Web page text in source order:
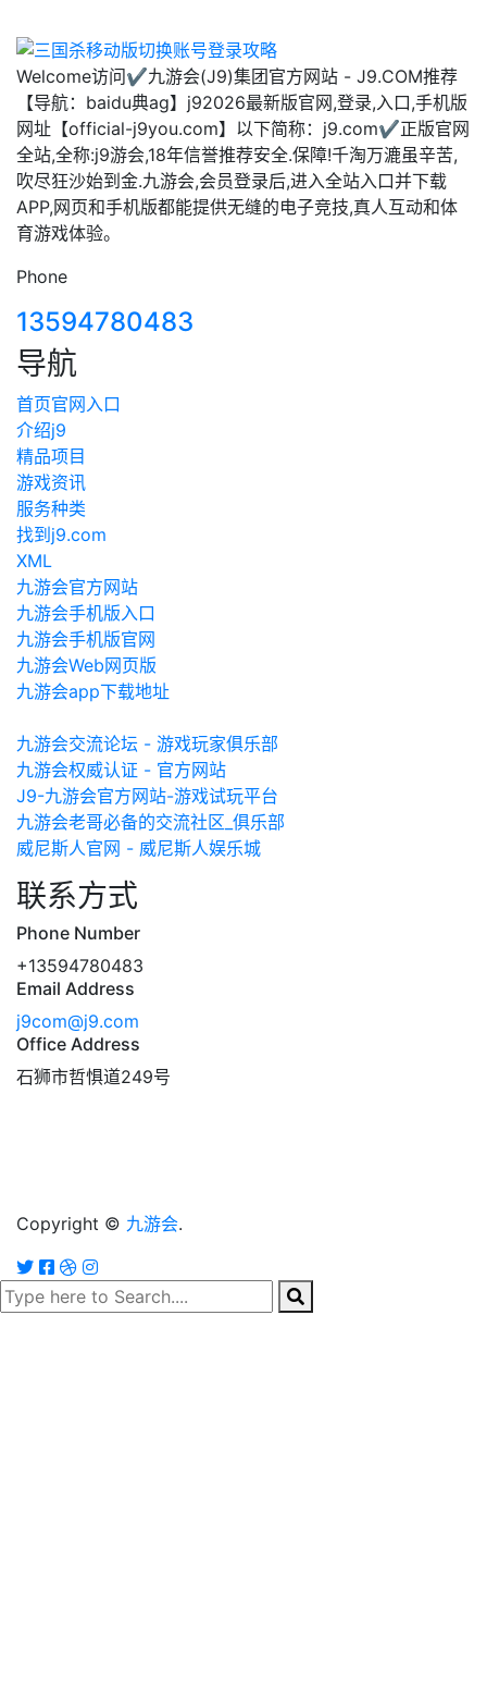
Welcome访问✔九游会(J9)集团官方网站 - J9.COM推荐
【导航：baidu典ag】j92026最新版官网,登录,入口,手机版
网址【official-j9you.com】以下简称：j9.com✔正版官网
全站,全称:j9游会,18年信誉推荐安全.保障!千淘万漉虽辛苦,
吹尽狂沙始到金.九游会,会员登录后,进入全站入口并下载
APP,网页和手机版都能提供无缝的电子竞技,真人互动和体
育游戏体验。
Phone
13594780483
导航
首页官网入口
介绍j9
精品项目
游戏资讯
服务种类
找到j9.com
XML
九游会官方网站
九游会手机版入口
九游会手机版官网
九游会Web网页版
九游会app下载地址
九游会交流论坛 - 游戏玩家俱乐部
九游会权威认证 - 官方网站
J9-九游会官方网站-游戏试玩平台
九游会老哥必备的交流社区_俱乐部
威尼斯人官网 - 威尼斯人娱乐城
联系方式
Phone Number
+13594780483
Email Address
j9com@j9.com
Office Address
石狮市哲惧道249号
Copyright © 九游会.